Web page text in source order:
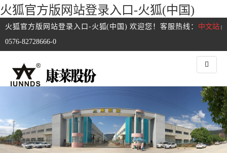
火狐官方版网站登录入口-火狐(中国)
中文站 |
火狐官方版网站登录入口-火狐(中国) 欢迎您！客服热线：
0576-82728666-0